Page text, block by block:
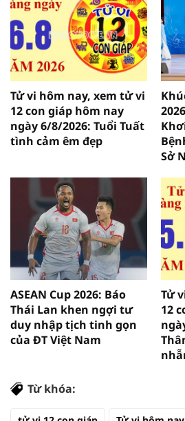
Tử vi hôm nay, xem tử vi
12 con giáp hôm nay
ngày 6/8/2026: Tuổi Tuất
tình cảm êm đẹp
Sở
ASEAN Cup 2026: Báo
Thái Lan khen ngợi tư
duy nhập tịch tinh gọn
của ĐT Việt Nam
Tử
12
Từ khóa: